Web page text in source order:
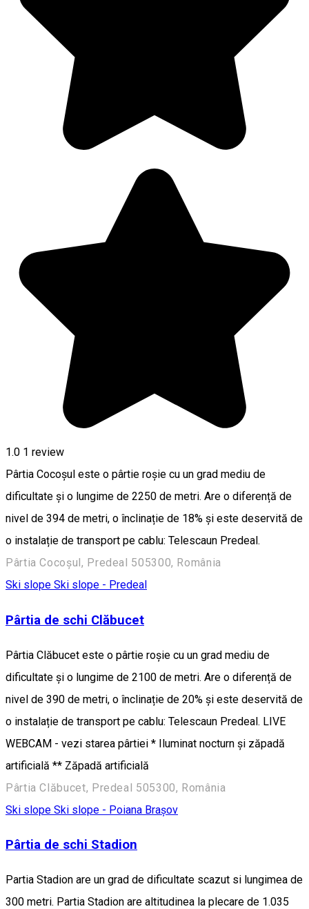
1.0 1 review
Pârtia Cocoșul este o pârtie roșie cu un grad mediu de
dificultate și o lungime de 2250 de metri. Are o diferență de
nivel de 394 de metri, o înclinație de 18% și este deservită de
o instalație de transport pe cablu: Telescaun Predeal.
Pârtia Cocoșul, Predeal 505300, România
Ski slope Ski slope - Predeal
Pârtia de schi Clăbucet
Pârtia Clăbucet este o pârtie roșie cu un grad mediu de
dificultate și o lungime de 2100 de metri. Are o diferență de
nivel de 390 de metri, o înclinație de 20% și este deservită de
o instalație de transport pe cablu: Telescaun Predeal. LIVE
WEBCAM - vezi starea pârtiei * Iluminat nocturn și zăpadă
artificială ** Zăpadă artificială
Pârtia Clăbucet, Predeal 505300, România
Ski slope Ski slope - Poiana Brașov
Pârtia de schi Stadion
Partia Stadion are un grad de dificultate scazut si lungimea de
300 metri. Partia Stadion are altitudinea la plecare de 1.035